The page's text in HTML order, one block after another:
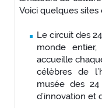
Voici quelques
Le circuit des
monde
accueille
célèbres de
musée des
d’innovation et